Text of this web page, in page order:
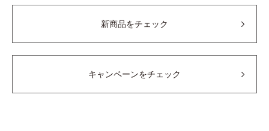
新商品をチェック
キャンペーンをチェック